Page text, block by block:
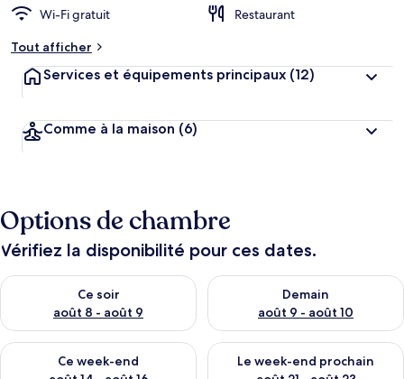
Wi-Fi gratuit
Restaurant
Tout afficher
Services et équipements principaux (12)
Comme à la maison (6)
Options de chambre
Vérifiez la disponibilité pour ces dates.
Ce soir
août 8 - août 9
Vérifier la disponibilité pour ce soir août 8 - août 9
Demain
août 9 - août 10
Vérifier la disponibilité pour
Ce week-end
Vérifier la disponibilité pour ce week-end août 14 - août 16
Le week-end prochain
Vérifier la disponibilité pour